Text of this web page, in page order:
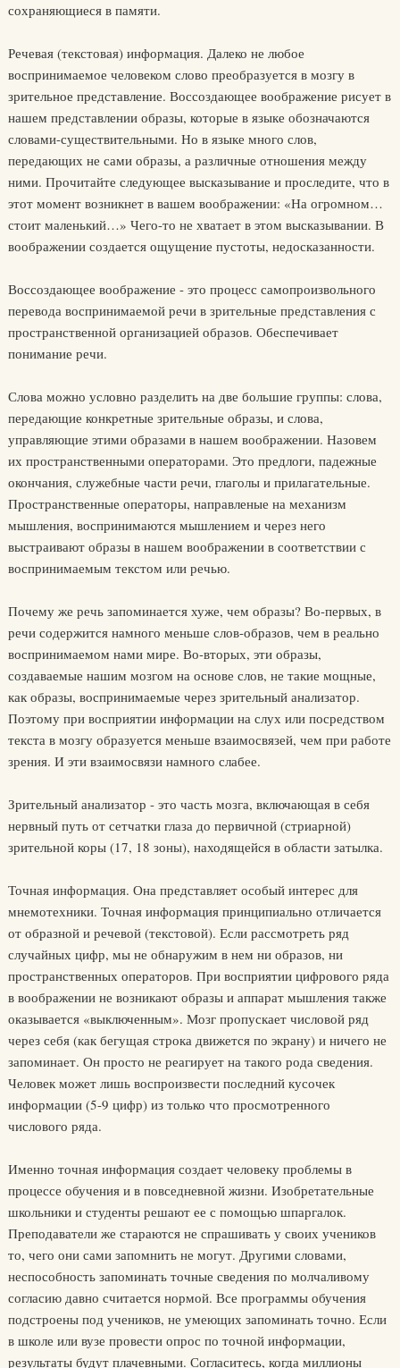
сохраняющиеся в памяти.
Речевая (текстовая) информация. Далеко не любое
воспринимаемое человеком слово преобразуется в мозгу в
зрительное представление. Воссоздающее воображение рисует в
нашем представлении образы, которые в языке обозначаются
словами-существительными. Но в языке много слов,
передающих не сами образы, а различные отношения между
ними. Прочитайте следующее высказывание и проследите, что в
этот момент возникнет в вашем воображении: «На огромном…
стоит маленький…» Чего-то не хватает в этом высказывании. В
воображении создается ощущение пустоты, недосказанности.
Воссоздающее воображение - это процесс самопроизвольного
перевода воспринимаемой речи в зрительные представления с
пространственной организацией образов. Обеспечивает
понимание речи.
Слова можно условно разделить на две большие группы: слова,
передающие конкретные зрительные образы, и слова,
управляющие этими образами в нашем воображении. Назовем
их пространственными операторами. Это предлоги, падежные
окончания, служебные части речи, глаголы и прилагательные.
Пространственные операторы, направленые на механизм
мышления, воспринимаются мышлением и через него
выстраивают образы в нашем воображении в соответствии с
воспринимаемым текстом или речью.
Почему же речь запоминается хуже, чем образы? Во-первых, в
речи содержится намного меньше слов-образов, чем в реально
воспринимаемом нами мире. Во-вторых, эти образы,
создаваемые нашим мозгом на основе слов, не такие мощные,
как образы, воспринимаемые через зрительный анализатор.
Поэтому при восприятии информации на слух или посредством
текста в мозгу образуется меньше взаимосвязей, чем при работе
зрения. И эти взаимосвязи намного слабее.
Зрительный анализатор - это часть мозга, включающая в себя
нервный путь от сетчатки глаза до первичной (стриарной)
зрительной коры (17, 18 зоны), находящейся в области затылка.
Точная информация. Она представляет особый интерес для
мнемотехники. Точная информация принципиально отличается
от образной и речевой (текстовой). Если рассмотреть ряд
случайных цифр, мы не обнаружим в нем ни образов, ни
пространственных операторов. При восприятии цифрового ряда
в воображении не возникают образы и аппарат мышления также
оказывается «выключенным». Мозг пропускает числовой ряд
через себя (как бегущая строка движется по экрану) и ничего не
запоминает. Он просто не реагирует на такого рода сведения.
Человек может лишь воспроизвести последний кусочек
информации (5-9 цифр) из только что просмотренного
числового ряда.
Именно точная информация создает человеку проблемы в
процессе обучения и в повседневной жизни. Изобретательные
школьники и студенты решают ее с помощью шпаргалок.
Преподаватели же стараются не спрашивать у своих учеников
то, чего они сами запомнить не могут. Другими словами,
неспособность запоминать точные сведения по молчаливому
согласию давно считается нормой. Все программы обучения
подстроены под учеников, не умеющих запоминать точно. Если
в школе или вузе провести опрос по точной информации,
результаты будут плачевными. Согласитесь, когда миллионы